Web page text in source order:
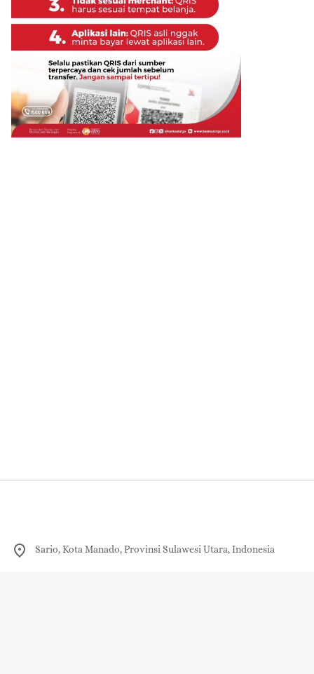
Sario, Kota Manado, Provinsi Sulawesi Utara, Indonesia